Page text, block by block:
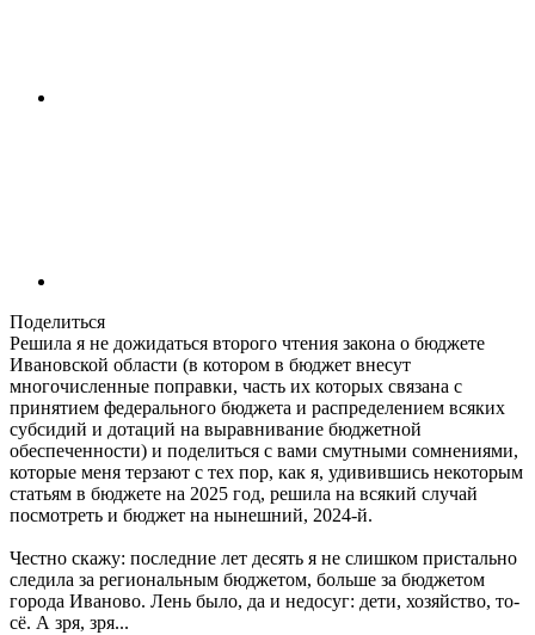
Поделиться
Решила я не дожидаться второго чтения закона о бюджете
Ивановской области (в котором в бюджет внесут
многочисленные поправки, часть их которых связана с
принятием федерального бюджета и распределением всяких
субсидий и дотаций на выравнивание бюджетной
обеспеченности) и поделиться с вами смутными сомнениями,
которые меня терзают с тех пор, как я, удивившись некоторым
статьям в бюджете на 2025 год, решила на всякий случай
посмотреть и бюджет на нынешний, 2024-й.
Честно скажу: последние лет десять я не слишком пристально
следила за региональным бюджетом, больше за бюджетом
города Иваново. Лень было, да и недосуг: дети, хозяйство, то-
сё. А зря, зря...